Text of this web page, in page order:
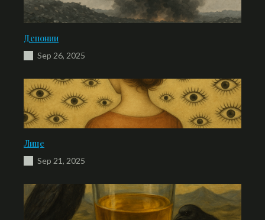
Депонии
Sep 26, 2025
Лице
Sep 21, 2025